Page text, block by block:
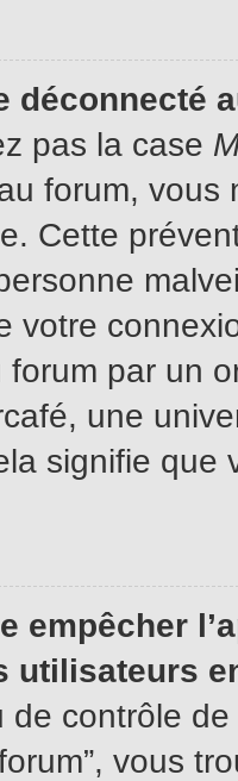
déconnecté
pas la case
forum,
Cette
votre
par un
une
signifie que
empêcher
utilisateurs
contrôle
vous